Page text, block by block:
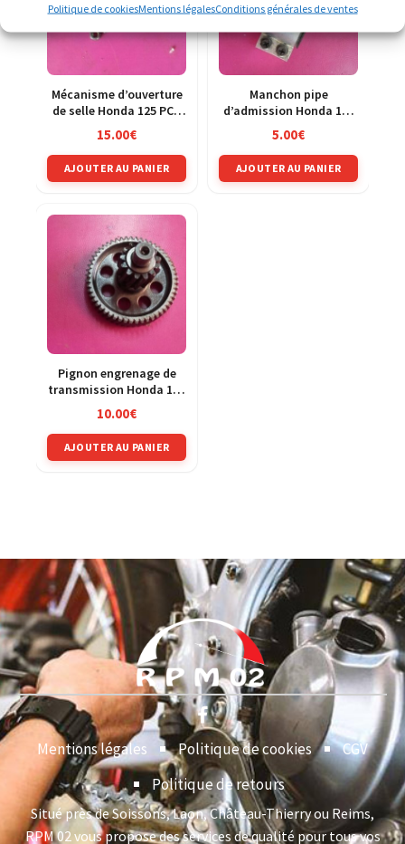
Politique de cookiesMentions légalesConditions générales de ventes
Mécanisme d’ouverture
de selle Honda 125 PCX
MLHJF28A
15.00€
AJOUTER AU PANIER
Manchon pipe
d’admission Honda 125
PCX MLHJF28A
5.00€
AJOUTER AU PANIER
Pignon engrenage de
transmission Honda 125
PCX MLHJF28A
10.00€
AJOUTER AU PANIER
Mentions légales Politique de cookies
CGV
Politique de retours
Situé près de Soissons, Laon, Château-Thierry ou Reims,
RPM 02 vous propose des services de qualité pour tous vos